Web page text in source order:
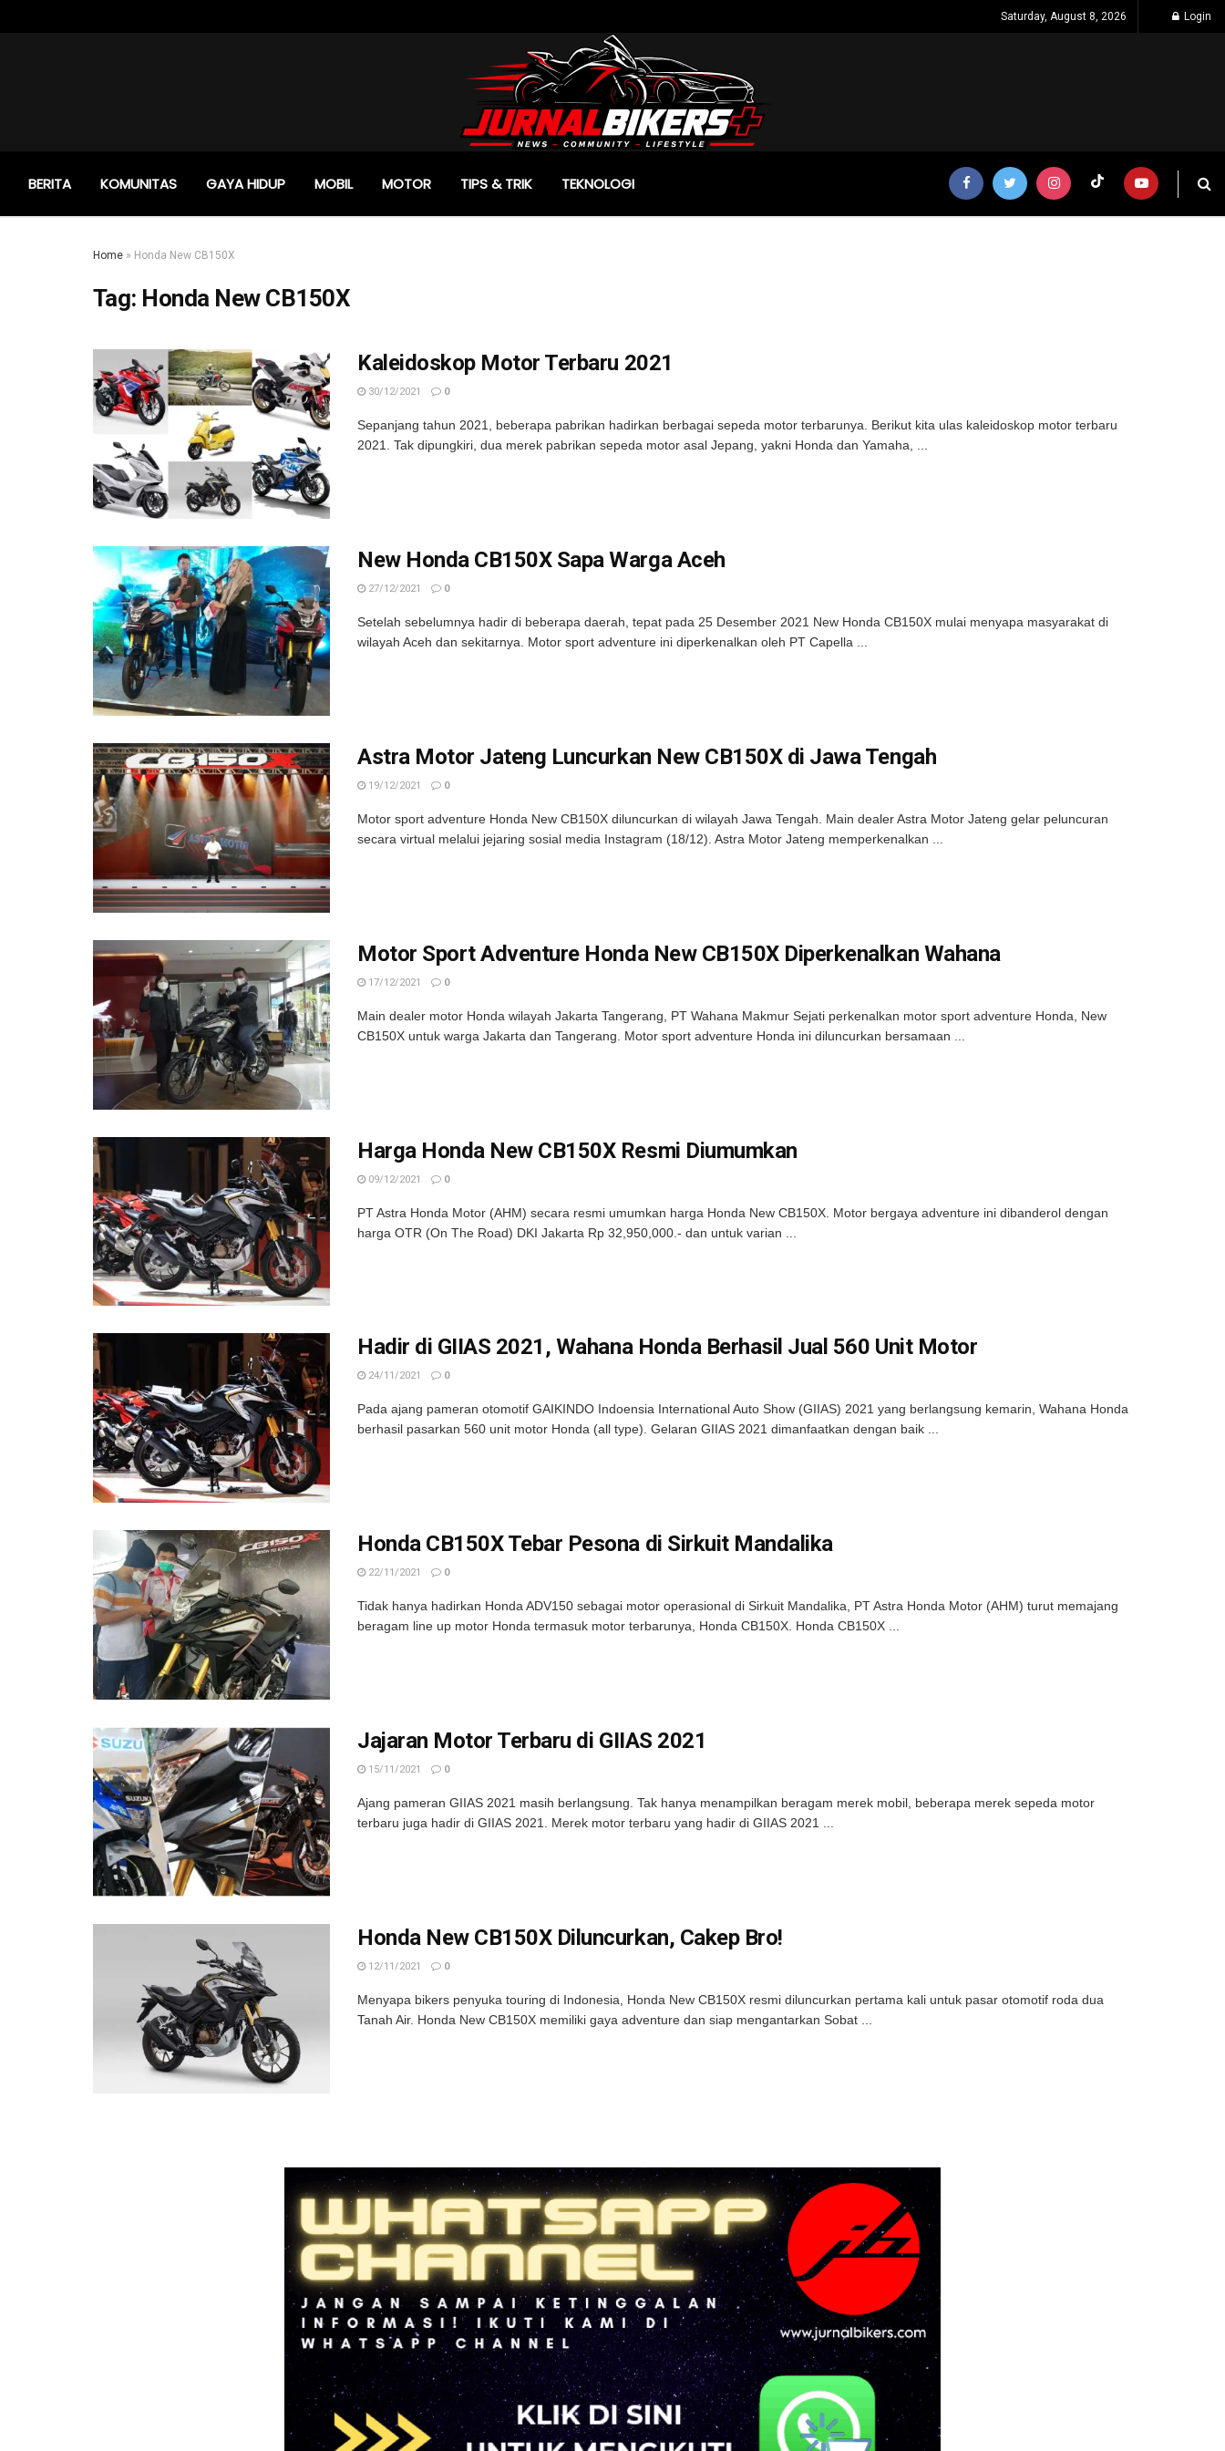
Saturday, August 8, 2026 Login
BERITA KOMUNITAS GAYA HIDUP MOBIL MOTOR TIPS & TRIK TEKNOLOGI
Home » Honda New CB150X
Tag: Honda New CB150X
Kaleidoskop Motor Terbaru 2021
30/12/2021 0
Sepanjang tahun 2021, beberapa pabrikan hadirkan berbagai sepeda motor terbarunya. Berikut kita ulas kaleidoskop motor terbaru
2021. Tak dipungkiri, dua merek pabrikan sepeda motor asal Jepang, yakni Honda dan Yamaha, ...
New Honda CB150X Sapa Warga Aceh
27/12/2021 0
Setelah sebelumnya hadir di beberapa daerah, tepat pada 25 Desember 2021 New Honda CB150X mulai menyapa masyarakat di
wilayah Aceh dan sekitarnya. Motor sport adventure ini diperkenalkan oleh PT Capella ...
Astra Motor Jateng Luncurkan New CB150X di Jawa Tengah
19/12/2021 0
Motor sport adventure Honda New CB150X diluncurkan di wilayah Jawa Tengah. Main dealer Astra Motor Jateng gelar peluncuran
secara virtual melalui jejaring sosial media Instagram (18/12). Astra Motor Jateng memperkenalkan ...
Motor Sport Adventure Honda New CB150X Diperkenalkan Wahana
17/12/2021 0
Main dealer motor Honda wilayah Jakarta Tangerang, PT Wahana Makmur Sejati perkenalkan motor sport adventure Honda, New
CB150X untuk warga Jakarta dan Tangerang. Motor sport adventure Honda ini diluncurkan bersamaan ...
Harga Honda New CB150X Resmi Diumumkan
09/12/2021 0
PT Astra Honda Motor (AHM) secara resmi umumkan harga Honda New CB150X. Motor bergaya adventure ini dibanderol dengan
harga OTR (On The Road) DKI Jakarta Rp 32,950,000.- dan untuk varian ...
Hadir di GIIAS 2021, Wahana Honda Berhasil Jual 560 Unit Motor
24/11/2021 0
Pada ajang pameran otomotif GAIKINDO Indoensia International Auto Show (GIIAS) 2021 yang berlangsung kemarin, Wahana Honda
berhasil pasarkan 560 unit motor Honda (all type). Gelaran GIIAS 2021 dimanfaatkan dengan baik ...
Honda CB150X Tebar Pesona di Sirkuit Mandalika
22/11/2021 0
Tidak hanya hadirkan Honda ADV150 sebagai motor operasional di Sirkuit Mandalika, PT Astra Honda Motor (AHM) turut memajang
beragam line up motor Honda termasuk motor terbarunya, Honda CB150X. Honda CB150X ...
Jajaran Motor Terbaru di GIIAS 2021
15/11/2021 0
Ajang pameran GIIAS 2021 masih berlangsung. Tak hanya menampilkan beragam merek mobil, beberapa merek sepeda motor
terbaru juga hadir di GIIAS 2021. Merek motor terbaru yang hadir di GIIAS 2021 ...
Honda New CB150X Diluncurkan, Cakep Bro!
12/11/2021 0
Menyapa bikers penyuka touring di Indonesia, Honda New CB150X resmi diluncurkan pertama kali untuk pasar otomotif roda dua
Tanah Air. Honda New CB150X memiliki gaya adventure dan siap mengantarkan Sobat ...